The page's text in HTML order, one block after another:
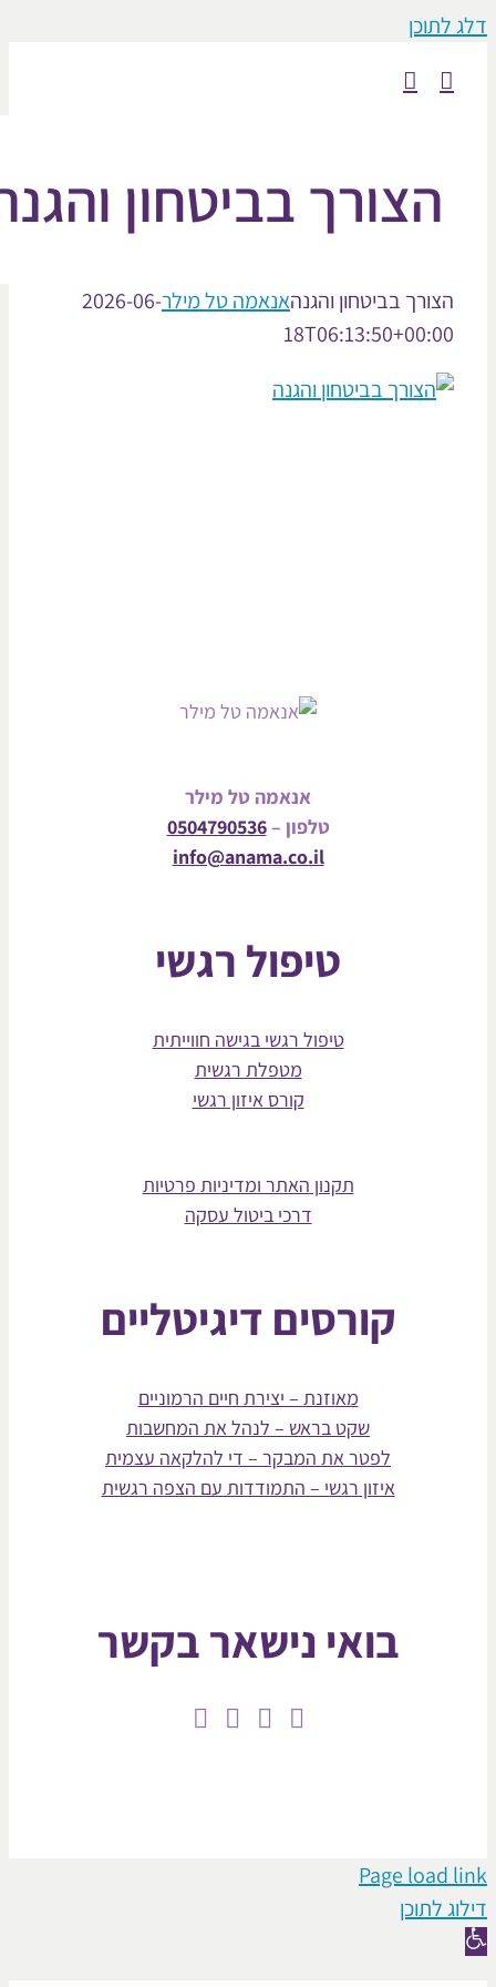
בביטחון והגנה
בביטחון והגנהאנאמה טל מילר2026-06-
אנאמה טל מילר
טלפון –0504790536
info@anama.co.il
טיפול רגשי
טיפול רגשי בגישה חווייתית
מטפלת רגשית
קורס איזון רגשי
תקנון האתר ומדיניות פרטיות
דרכי ביטול עסקה
קורסים דיגיטליים
מאוזנת – יצירת חיים הרמוניים
שקט בראש – לנהל את המחשבות
לפטר את המבקר – די להלקאה עצמית
איזון רגשי – התמודדות עם הצפה רגשית
בואי נישאר בקשר
Page